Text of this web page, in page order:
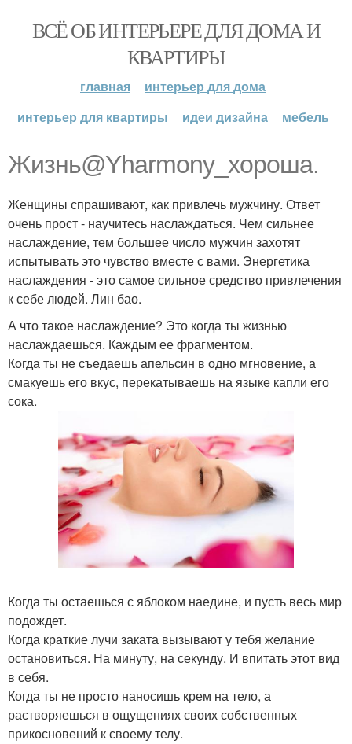
ВСЁ ОБ ИНТЕРЬЕРЕ ДЛЯ ДОМА И
КВАРТИРЫ
главная
интерьер для дома
интерьер для квартиры
идеи дизайна мебель
Жизнь@Yharmony_хороша.
Женщины спрашивают, как привлечь мужчину. Ответ
очень прост - научитесь наслаждаться. Чем сильнее
наслаждение, тем большее число мужчин захотят
испытывать это чувство вместе с вами. Энергетика
наслаждения - это самое сильное средство привлечения
к себе людей. Лин бао.
А что такое наслаждение? Это когда ты жизнью
наслаждаешься. Каждым ее фрагментом.
Когда ты не съедаешь апельсин в одно мгновение, а
смакуешь его вкус, перекатываешь на языке капли его
сока.
Когда ты остаешься с яблоком наедине, и пусть весь мир
подождет.
Когда краткие лучи заката вызывают у тебя желание
остановиться. На минуту, на секунду. И впитать этот вид
в себя.
Когда ты не просто наносишь крем на тело, а
растворяешься в ощущениях своих собственных
прикосновений к своему телу.